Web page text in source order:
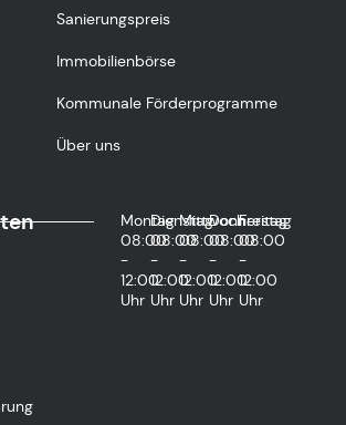
Sanierungspreis
Immobilienbörse
Kommunale Förderprogramme
Über uns
Montag
08:00
-
12:00
Uhr
Dienstag
08:00
-
12:00
Uhr
Mittwoch
08:00
-
12:00
Uhr
Donnerstag
08:00
-
12:00
Uhr
Freitag
08:00
-
12:00
Uhr